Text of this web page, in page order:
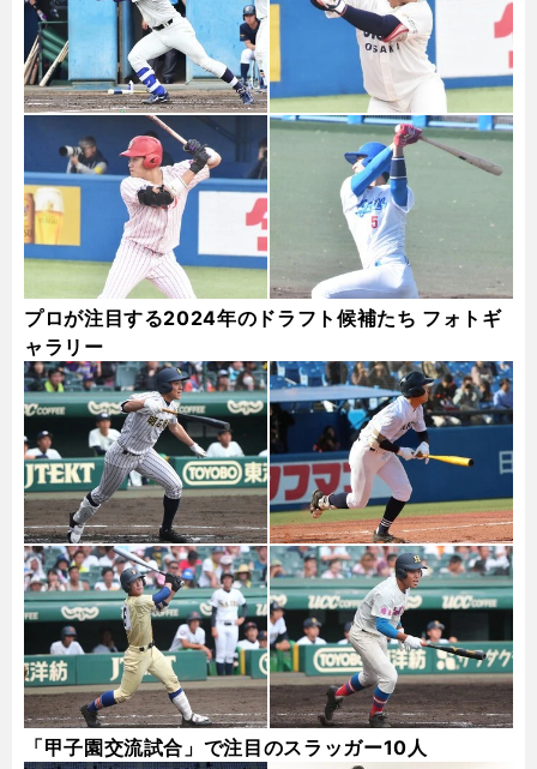
プロが注目する2024年のドラフト候補たち フォトギ
ャラリー
「甲子園交流試合」で注目のスラッガー10人